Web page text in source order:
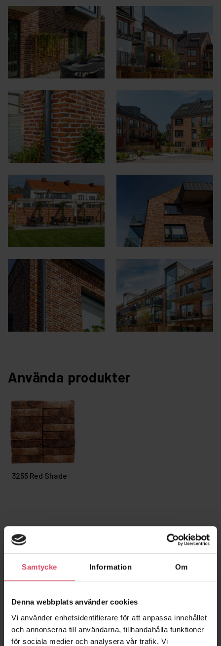
Samtycke Information Om
Denna webbplats använder cookies
Vi använder enhetsidentifierare för att anpassa innehållet
och annonserna till användarna, tillhandahålla funktioner
för sociala medier och analysera vår trafik. Vi
Använda produkter
3255 Red Shade
Relaterade projekt